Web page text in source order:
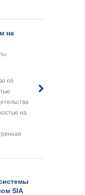
на
об
на
SIA